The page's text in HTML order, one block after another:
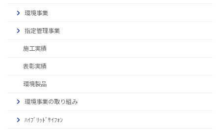
環境事業
指定管理事業
施工実績
表彰実績
環境製品
環境事業の取り組み
ﾊｲﾌﾞﾘｯﾄﾞｻｲﾌｫﾝ